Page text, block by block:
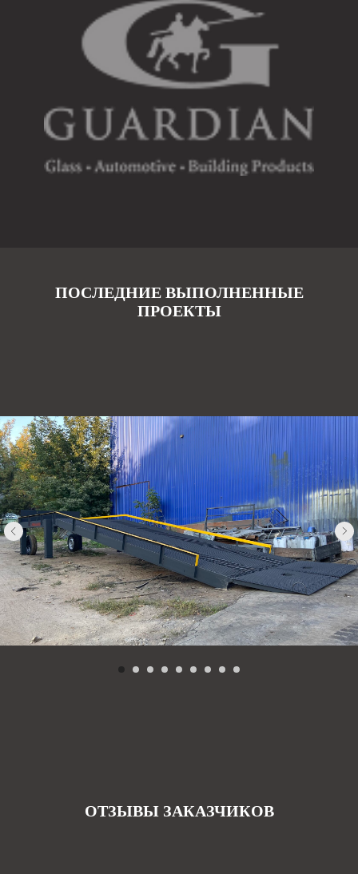
ПОСЛЕДНИЕ ВЫПОЛНЕННЫЕ
ПРОЕКТЫ
ОТЗЫВЫ ЗАКАЗЧИКОВ